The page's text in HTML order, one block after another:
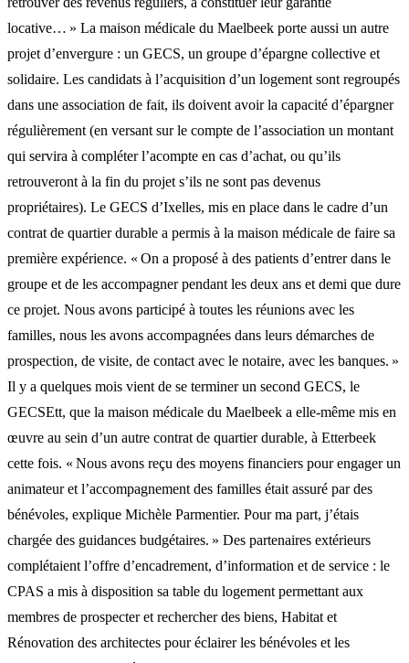
locative… » La maison médicale du Maelbeek porte aussi un autre
projet d’envergure : un GECS, un groupe d’épargne collective et
solidaire. Les candidats à l’acquisition d’un logement sont regroupés
dans une association de fait, ils doivent avoir la capacité d’épargner
régulièrement (en versant sur le compte de l’association un montant
qui servira à compléter l’acompte en cas d’achat, ou qu’ils
retrouveront à la fin du projet s’ils ne sont pas devenus
propriétaires). Le GECS d’Ixelles, mis en place dans le cadre d’un
contrat de quartier durable a permis à la maison médicale de faire sa
première expérience. « On a proposé à des patients d’entrer dans le
groupe et de les accompagner pendant les deux ans et demi que dure
ce projet. Nous avons participé à toutes les réunions avec les
familles, nous les avons accompagnées dans leurs démarches de
prospection, de visite, de contact avec le notaire, avec les banques. »
Il y a quelques mois vient de se terminer un second GECS, le
GECSEtt, que la maison médicale du Maelbeek a elle-même mis en
œuvre au sein d’un autre contrat de quartier durable, à Etterbeek
cette fois. « Nous avons reçu des moyens financiers pour engager un
animateur et l’accompagnement des familles était assuré par des
bénévoles, explique Michèle Parmentier. Pour ma part, j’étais
chargée des guidances budgétaires. » Des partenaires extérieurs
complétaient l’offre d’encadrement, d’information et de service : le
CPAS a mis à disposition sa table du logement permettant aux
membres de prospecter et rechercher des biens, Habitat et
Rénovation des architectes pour éclairer les bénévoles et les